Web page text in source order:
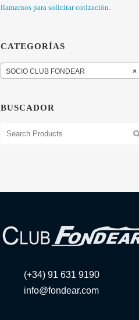
llamarnos para solicitar cotización.
CATEGORÍAS
×
SOCIO CLUB FONDEAR
BUSCADOR
(+34) 91 631 9190
info@fondear.com